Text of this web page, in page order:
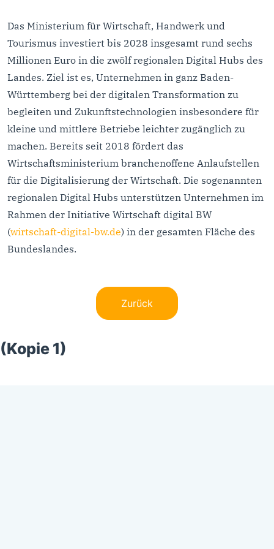
Das Ministerium für Wirtschaft, Handwerk und
Tourismus investiert bis 2028 insgesamt rund sechs
Millionen Euro in die zwölf regionalen Digital Hubs des
Landes. Ziel ist es, Unternehmen in ganz Baden-
Württemberg bei der digitalen Transformation zu
begleiten und Zukunftstechnologien insbesondere für
kleine und mittlere Betriebe leichter zugänglich zu
machen. Bereits seit 2018 fördert das
Wirtschaftsministerium branchenoffene Anlaufstellen
für die Digitalisierung der Wirtschaft. Die sogenannten
regionalen Digital Hubs unterstützen Unternehmen im
Rahmen der Initiative Wirtschaft digital BW
(wirtschaft-digital-bw.de) in der gesamten Fläche des
Bundeslandes.
Zurück
(Kopie 1)